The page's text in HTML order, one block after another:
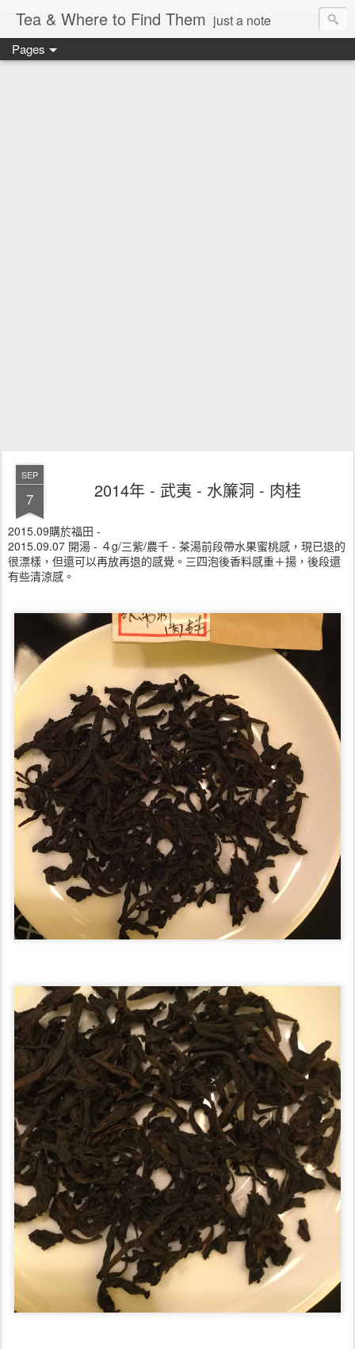
Tea & Where to Find Them just a note
Pages
SEP
7 2014年 - 武夷 - 水簾洞 - 肉桂
2015.09購於福田 -
2015.09.07 開湯 - ４g/三紫/農千 - 茶湯前段帶水果蜜桃感，現已退的
很漂樣，但還可以再放再退的感覺。三四泡後香料感重＋揚，後段還
有些清涼感。